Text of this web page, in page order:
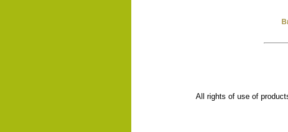
All rights of use of